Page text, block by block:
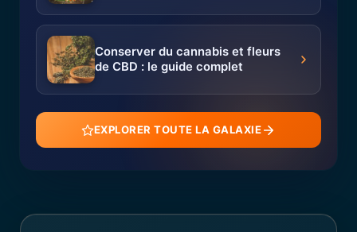
Conserver du cannabis et fleurs
de CBD : le guide complet
EXPLORER TOUTE LA GALAXIE